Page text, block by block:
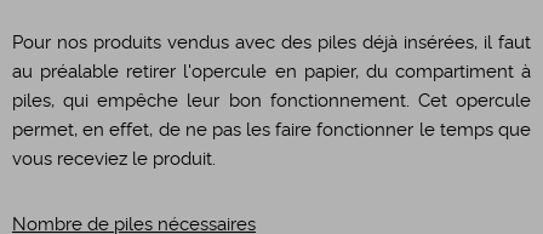
Pour nos produits vendus avec des piles déjà insérées, il faut
au préalable retirer l'opercule en papier, du compartiment à
piles, qui empêche leur bon fonctionnement. Cet opercule
permet, en effet, de ne pas les faire fonctionner le temps que
vous receviez le produit.
Nombre de piles nécessaires